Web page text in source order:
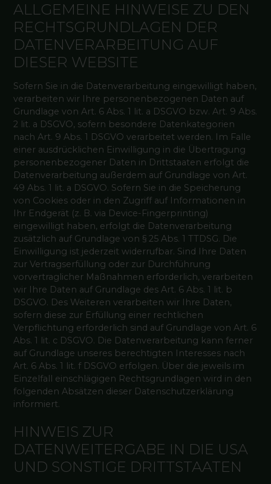
ALLGEMEINE HINWEISE ZU DEN
RECHTSGRUNDLAGEN DER
DATENVERARBEITUNG AUF
DIESER WEBSITE
Sofern Sie in die Datenverarbeitung eingewilligt haben,
verarbeiten wir Ihre personenbezogenen Daten auf
Grundlage von Art. 6 Abs. 1 lit. a DSGVO bzw. Art. 9 Abs.
2 lit. a DSGVO, sofern besondere Datenkategorien
nach Art. 9 Abs. 1 DSGVO verarbeitet werden. Im Falle
einer ausdrücklichen Einwilligung in die Übertragung
personenbezogener Daten in Drittstaaten erfolgt die
Datenverarbeitung außerdem auf Grundlage von Art.
49 Abs. 1 lit. a DSGVO. Sofern Sie in die Speicherung
von Cookies oder in den Zugriff auf Informationen in
Ihr Endgerät (z. B. via Device-Fingerprinting)
eingewilligt haben, erfolgt die Datenverarbeitung
zusätzlich auf Grundlage von § 25 Abs. 1 TTDSG. Die
Einwilligung ist jederzeit widerrufbar. Sind Ihre Daten
zur Vertragserfüllung oder zur Durchführung
vorvertraglicher Maßnahmen erforderlich, verarbeiten
wir Ihre Daten auf Grundlage des Art. 6 Abs. 1 lit. b
DSGVO. Des Weiteren verarbeiten wir Ihre Daten,
sofern diese zur Erfüllung einer rechtlichen
Verpflichtung erforderlich sind auf Grundlage von Art. 6
Abs. 1 lit. c DSGVO. Die Datenverarbeitung kann ferner
auf Grundlage unseres berechtigten Interesses nach
Art. 6 Abs. 1 lit. f DSGVO erfolgen. Über die jeweils im
Einzelfall einschlägigen Rechtsgrundlagen wird in den
folgenden Absätzen dieser Datenschutzerklärung
informiert.
HINWEIS ZUR
DATENWEITERGABE IN DIE USA
UND SONSTIGE DRITTSTAATEN